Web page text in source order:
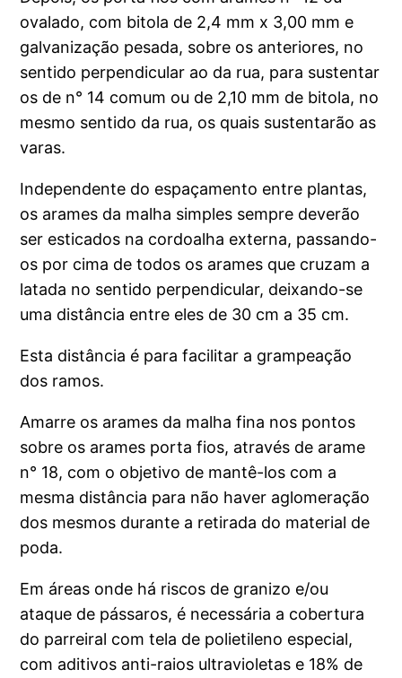
ovalado, com bitola de 2,4 mm x 3,00 mm e
galvanização pesada, sobre os anteriores, no
sentido perpendicular ao da rua, para sustentar
os de n° 14 comum ou de 2,10 mm de bitola, no
mesmo sentido da rua, os quais sustentarão as
varas.
Independente do espaçamento entre plantas,
os arames da malha simples sempre deverão
ser esticados na cordoalha externa, passando-
os por cima de todos os arames que cruzam a
latada no sentido perpendicular, deixando-se
uma distância entre eles de 30 cm a 35 cm.
Esta distância é para facilitar a grampeação
dos ramos.
Amarre os arames da malha fina nos pontos
sobre os arames porta fios, através de arame
n° 18, com o objetivo de mantê-los com a
mesma distância para não haver aglomeração
dos mesmos durante a retirada do material de
poda.
Em áreas onde há riscos de granizo e/ou
ataque de pássaros, é necessária a cobertura
do parreiral com tela de polietileno especial,
com aditivos anti-raios ultravioletas e 18% de